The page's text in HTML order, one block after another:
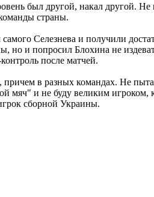
был другой, накал другой.
страны.
Селезнева и получили
но и попросил Блохина не
после матчей.
в разных командах. Не
мяч" и не буду великим
сборной Украины.